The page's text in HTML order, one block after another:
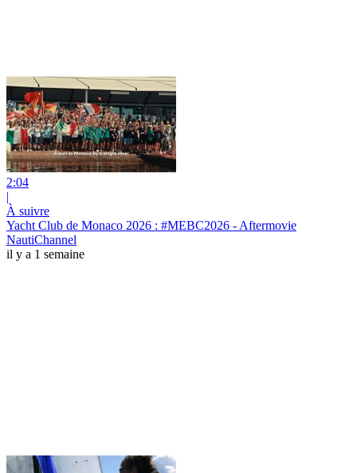
2:04
|
À suivre
Yacht Club de Monaco 2026 : #MEBC2026 - Aftermovie
NautiChannel
il y a 1 semaine